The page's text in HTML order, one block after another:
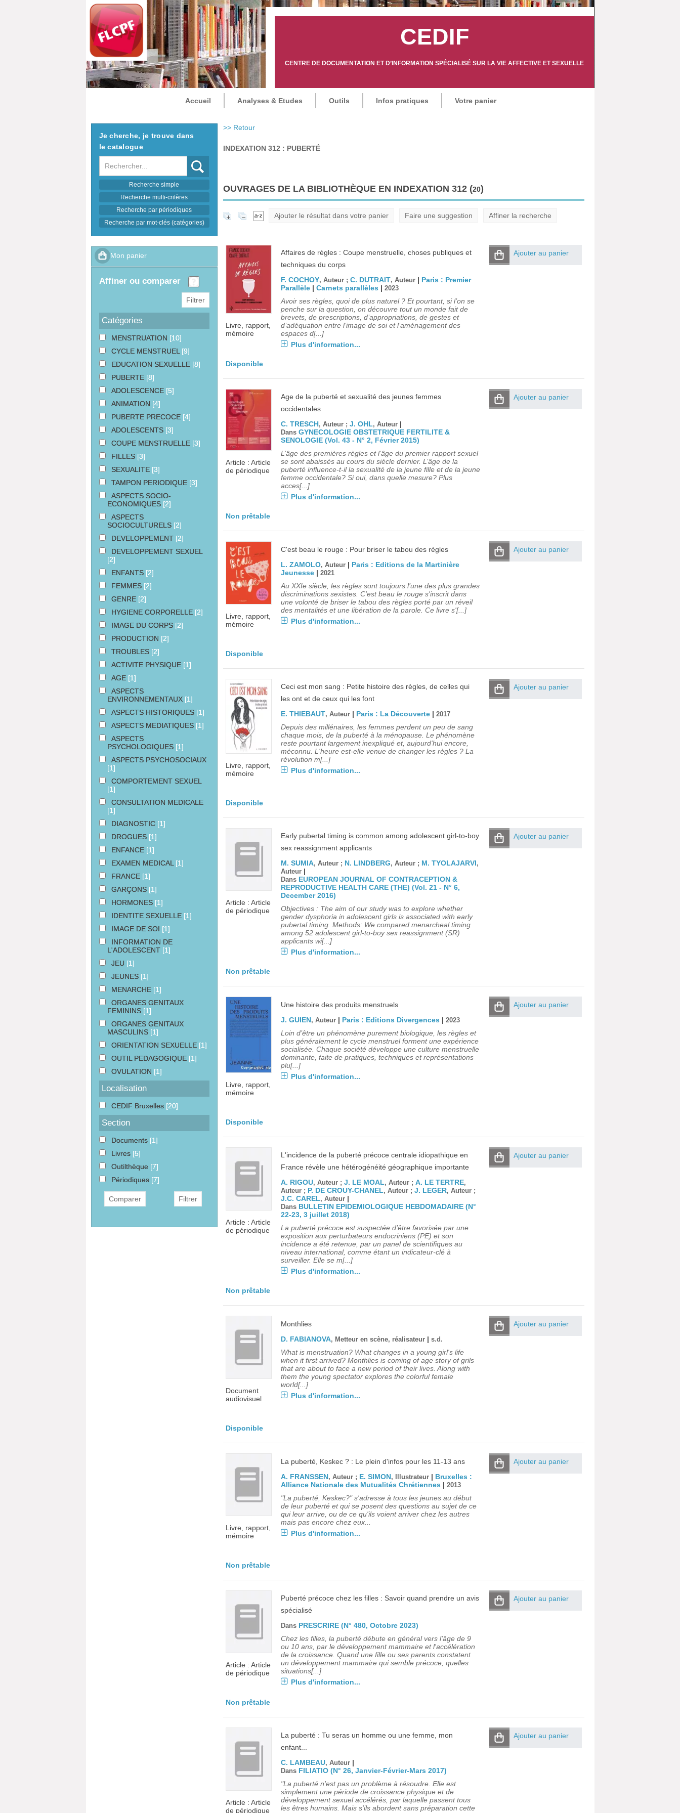
CEDIF
CENTRE DE DOCUMENTATION ET D’INFORMATION SPÉCIALISÉ SUR LA VIE AFFECTIVE ET SEXUELLE
Accueil Analyses & Etudes Outils Infos pratiques Votre panier
>> Retour
INDEXATION 312 : PUBERTÉ
OUVRAGES DE LA BIBLIOTHÈQUE EN INDEXATION 312 (20)
Ajouter le résultat dans votre panier Faire une suggestion Affiner la recherche
Livre, rapport,
mémoire
Affaires de règles : Coupe menstruelle, choses publiques et
techniques du corps
F. COCHOY, Auteur ; C. DUTRAIT, Auteur | Paris : Premier
Parallèle| Carnets parallèles | 2023
Avoir ses règles, quoi de plus naturel ? Et pourtant, si l’on se
penche sur la question, on découvre tout un monde fait de
brevets, de prescriptions, d’appropriations, de gestes et
d’adéquation entre l’image de soi et l’aménagement des
espaces d[...]
Plus d'information...
Ajouter au panier
Disponible
Article : Article
de périodique
Age de la puberté et sexualité des jeunes femmes
occidentales
C. TRESCH, Auteur ; J. OHL, Auteur |
Dans GYNECOLOGIE OBSTETRIQUE FERTILITE &
SENOLOGIE (Vol. 43 - N° 2, Février 2015)
L’âge des premières règles et l’âge du premier rapport sexuel
se sont abaissés au cours du siècle dernier. L’âge de la
puberté influence-t-il la sexualité de la jeune fille et de la jeune
femme occidentale? Si oui, dans quelle mesure? Plus
acces[...]
Plus d'information...
Ajouter au panier
Non prêtable
Livre, rapport,
mémoire
C'est beau le rouge : Pour briser le tabou des règles
L. ZAMOLO, Auteur | Paris : Editions de la Martinière
Jeunesse| 2021
Au XXIe siècle, les règles sont toujours l’une des plus grandes
discriminations sexistes. C'est beau le rouge s'inscrit dans
une volonté de briser le tabou des règles porté par un réveil
des mentalités et une libération de la parole. Ce livre s'[...]
Plus d'information...
Ajouter au panier
Disponible
Livre, rapport,
mémoire
Ceci est mon sang : Petite histoire des règles, de celles qui
les ont et de ceux qui les font
E. THIEBAUT, Auteur | Paris : La Découverte| 2017
Depuis des millénaires, les femmes perdent un peu de sang
chaque mois, de la puberté à la ménopause. Le phénomène
reste pourtant largement inexpliqué et, aujourd'hui encore,
méconnu. L'heure est-elle venue de changer les règles ? La
révolution m[...]
Plus d'information...
Ajouter au panier
Disponible
Article : Article
de périodique
Early pubertal timing is common among adolescent girl-to-boy
sex reassignment applicants
M. SUMIA, Auteur ; N. LINDBERG, Auteur ; M. TYOLAJARVI,
Auteur |
Dans EUROPEAN JOURNAL OF CONTRACEPTION &
REPRODUCTIVE HEALTH CARE (THE) (Vol. 21 - N° 6,
December 2016)
Objectives : The aim of our study was to explore whether
gender dysphoria in adolescent girls is associated with early
pubertal timing. Methods: We compared menarcheal timing
among 52 adolescent girl-to-boy sex reassignment (SR)
applicants wi[...]
Plus d'information...
Ajouter au panier
Non prêtable
Livre, rapport,
mémoire
Une histoire des produits menstruels
J. GUIEN, Auteur | Paris : Editions Divergences | 2023
Loin d’être un phénomène purement biologique, les règles et
plus généralement le cycle menstruel forment une expérience
socialisée. Chaque société développe une culture menstruelle
dominante, faite de pratiques, techniques et représentations
plu[...]
Plus d'information...
Ajouter au panier
Disponible
Article : Article
de périodique
L'incidence de la puberté précoce centrale idiopathique en
France révèle une hétérogénéité géographique importante
A. RIGOU, Auteur ; J. LE MOAL, Auteur ; A. LE TERTRE,
Auteur ; P. DE CROUY-CHANEL, Auteur ; J. LEGER, Auteur ;
J.C. CAREL, Auteur |
Dans BULLETIN EPIDEMIOLOGIQUE HEBDOMADAIRE (N°
22-23, 3 juillet 2018)
La puberté précoce est suspectée d’être favorisée par une
exposition aux perturbateurs endocriniens (PE) et son
incidence a été retenue, par un panel de scientifiques au
niveau international, comme étant un indicateur-clé à
surveiller. Elle se m[...]
Plus d'information...
Ajouter au panier
Non prêtable
Document
audiovisuel
Monthlies
D. FABIANOVA, Metteur en scène, réalisateur | s.d.
What is menstruation? What changes in a young girl's life
when it first arrived? Monthlies is coming of age story of grils
that are about to face a new period of their lives. Along with
them the young spectator explores the colorful female
world[...]
Plus d'information...
Ajouter au panier
Disponible
Livre, rapport,
mémoire
La puberté, Keskec ? : Le plein d'infos pour les 11-13 ans
A. FRANSSEN, Auteur ; E. SIMON, Illustrateur | Bruxelles :
Alliance Nationale des Mutualités Chrétiennes | 2013
"La puberté, Keskec?" s'adresse à tous les jeunes au début
de leur puberté et qui se posent des questions au sujet de ce
qui leur arrive, ou de ce qu'ils voient arriver chez les autres
mais pas encore chez eux...
Plus d'information...
Ajouter au panier
Non prêtable
Article : Article
de périodique
Puberté précoce chez les filles : Savoir quand prendre un avis
spécialisé
Dans PRESCRIRE (N° 480, Octobre 2023)
Chez les filles, la puberté débute en général vers l'âge de 9
ou 10 ans, par le développement mammaire et l'accélération
de la croissance. Quand une fille ou ses parents constatent
un développement mammaire qui semble précoce, quelles
situations[...]
Plus d'information...
Ajouter au panier
Non prêtable
Article : Article
de périodique
La puberté : Tu seras un homme ou une femme, mon
enfant...
C. LAMBEAU, Auteur |
Dans FILIATIO (N° 26, Janvier-Février-Mars 2017)
"La puberté n'est pas un problème à résoudre. Elle est
simplement une période de croissance physique et de
développement sexuel accélérés, par laquelle passent tous
les êtres humains. Mais s'ils abordent sans préparation cette
Ajouter au panier
Je cherche, je trouve dans
le catalogue
Recherche
Recherche simple
Recherche multi-critères
Recherche par périodiques
Recherche par mot-clés (catégories)
affiner ou comparer
Catégories
MENSTRUATION [10]
CYCLE MENSTRUEL [9]
EDUCATION SEXUELLE [8]
PUBERTE [8]
ADOLESCENCE [5]
ANIMATION [4]
PUBERTE PRECOCE [4]
ADOLESCENTS [3]
COUPE MENSTRUELLE [3]
FILLES [3]
SEXUALITE [3]
TAMPON PERIODIQUE [3]
ASPECTS SOCIO-
ECONOMIQUES [2]
ASPECTS
SOCIOCULTURELS [2]
DEVELOPPEMENT [2]
DEVELOPPEMENT SEXUEL
[2]
ENFANTS [2]
FEMMES [2]
GENRE [2]
HYGIENE CORPORELLE [2]
IMAGE DU CORPS [2]
PRODUCTION [2]
TROUBLES [2]
ACTIVITE PHYSIQUE [1]
AGE [1]
ASPECTS
ENVIRONNEMENTAUX [1]
ASPECTS HISTORIQUES [1]
ASPECTS MEDIATIQUES [1]
ASPECTS
PSYCHOLOGIQUES [1]
ASPECTS PSYCHOSOCIAUX
[1]
COMPORTEMENT SEXUEL
[1]
CONSULTATION MEDICALE
[1]
DIAGNOSTIC [1]
DROGUES [1]
ENFANCE [1]
EXAMEN MEDICAL [1]
FRANCE [1]
GARÇONS [1]
HORMONES [1]
IDENTITE SEXUELLE [1]
IMAGE DE SOI [1]
INFORMATION DE
L'ADOLESCENT [1]
JEU [1]
JEUNES [1]
MENARCHE [1]
ORGANES GENITAUX
FEMININS [1]
ORGANES GENITAUX
MASCULINS [1]
ORIENTATION SEXUELLE [1]
OUTIL PEDAGOGIQUE [1]
OVULATION [1]
Localisation
CEDIF Bruxelles [20]
Section
Documents [1]
Livres [5]
Outilthèque [7]
Périodiques [7]